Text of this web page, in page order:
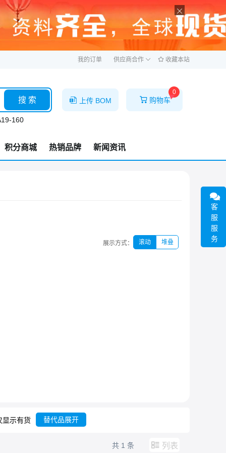
ဆ
我的订单 供应商合作 收藏本站
160
搜 索 上传 BOM
0
购物车
积分商城 热销品牌 新闻资讯
展示方式： 滚动 堆叠
显示有货 替代品展开
共 1 条 列表
客
服
服
务